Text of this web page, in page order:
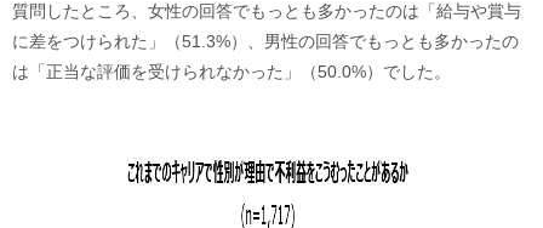
質問したところ、女性の回答でもっとも多かったのは「給与や賞与
に差をつけられた」（51.3%）、男性の回答でもっとも多かったの
は「正当な評価を受けられなかった」（50.0%）でした。